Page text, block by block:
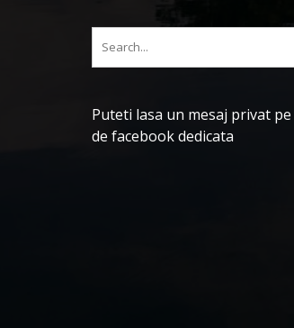
Puteti lasa un mesaj privat pe
de facebook dedicata